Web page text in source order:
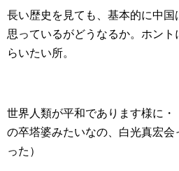
長い歴史を見ても、基本的に中国
思っているがどうなるか。ホン
らいたい所。
世界人類が平和であります様に
の卒塔婆みたいなの、白光真宏
った）